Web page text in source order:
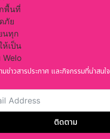
ข่าวสารประกาศ และกิจกรรมที่น่าสนใจ
ติดตาม